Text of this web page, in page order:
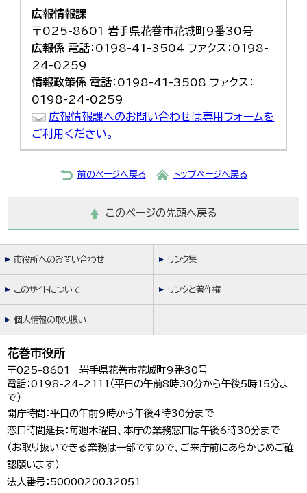
広報情報課
〒025-8601 岩手県花巻市花城町9番30号
広報係電話：0198-41-3504 ファクス：0198-
24-0259
情報政策係 電話：0198-41-3508 ファクス：
0198-24-0259
広報情報課へのお問い合わせは専用フォームを
ご利用ください。
前のページへ戻る トップページへ戻る
このページの先頭へ戻る
市役所へのお問い合わせ リンク集
このサイトについて リンクと著作権
個人情報の取り扱い
花巻市役所
〒025-8601 岩手県花巻市花城町9番30号
電話：0198-24-2111（平日の午前8時30分から午後5時15分ま
で）
開庁時間：平日の午前9時から午後4時30分まで
窓口時間延長：毎週木曜日、本庁の業務窓口は午後6時30分まで
（お取り扱いできる業務は一部ですので、ご来庁前にあらかじめご確
認願います）
法人番号：5000020032051